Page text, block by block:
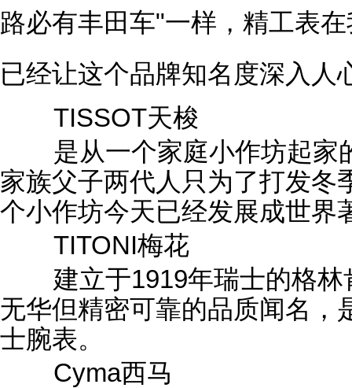
路必有丰田车"一样，精工表
已经让这个品牌知名度深入人
TISSOT天梭
是从一个家庭小作坊起家
家族父子两代人只为了打发冬
个小作坊今天已经发展成世界
TITONI梅花
建立于1919年瑞士的格林
无华但精密可靠的品质闻名，
士腕表。
Cyma西马